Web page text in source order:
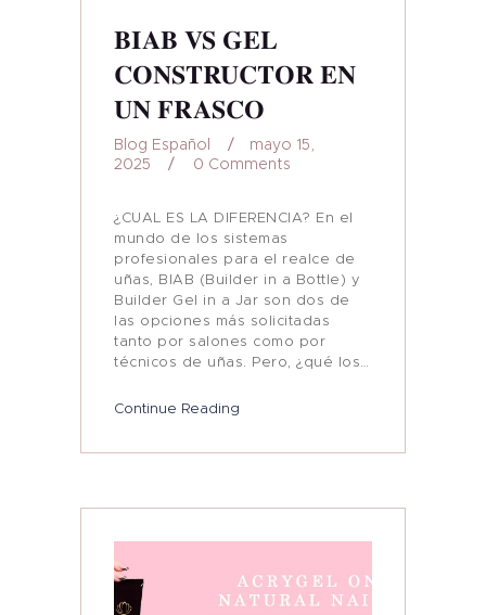
BIAB VS GEL
CONSTRUCTOR EN
UN FRASCO
Blog Español
mayo 15,
2025
0 Comments
¿CUAL ES LA DIFERENCIA? En el
mundo de los sistemas
profesionales para el realce de
uñas, BIAB (Builder in a Bottle) y
Builder Gel in a Jar son dos de
las opciones más solicitadas
tanto por salones como por
técnicos de uñas. Pero, ¿qué los…
Continue Reading